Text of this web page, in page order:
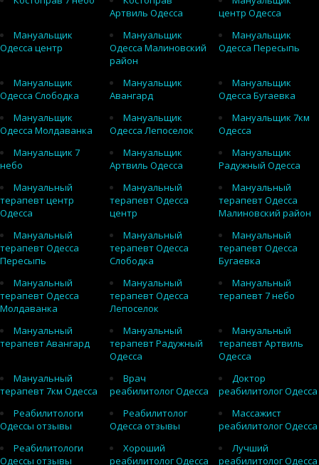
Артвиль Одесса
центр Одесса
Мануальщик
Одесса центр
Мануальщик
Одесса Малиновский
район
Мануальщик
Одесса Пересыпь
Мануальщик
Одесса Слободка
Мануальщик
Авангард
Мануальщик
Одесса Бугаевка
Мануальщик
Одесса Молдаванка
Мануальщик
Одесса Лепоселок
Мануальщик 7км
Одесса
Мануальщик 7
небо
Мануальщик
Артвиль Одесса
Мануальщик
Радужный Одесса
Мануальный
терапевт центр
Одесса
Мануальный
терапевт Одесса
центр
Мануальный
терапевт Одесса
Малиновский район
Мануальный
терапевт Одесса
Пересыпь
Мануальный
терапевт Одесса
Слободка
Мануальный
терапевт Одесса
Бугаевка
Мануальный
терапевт Одесса
Молдаванка
Мануальный
терапевт Одесса
Лепоселок
Мануальный
терапевт 7 небо
Мануальный
терапевт Авангард
Мануальный
терапевт Радужный
Одесса
Мануальный
терапевт Артвиль
Одесса
Мануальный
терапевт 7км Одесса
Врач
реабилитолог Одесса
Доктор
реабилитолог Одесса
Реабилитологи
Одессы отзывы
Реабилитолог
Одесса отзывы
Массажист
реабилитолог Одесса
Реабилитологи
Одессы отзывы
Хороший
реабилитолог Одесса
Лучший
реабилитолог Одесса